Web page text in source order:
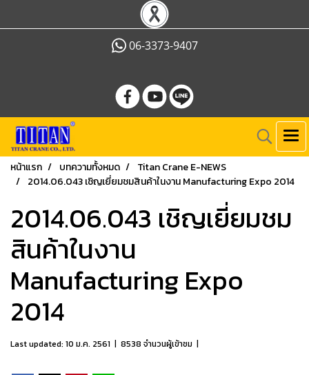
06-3373-9407
หน้าแรก บทความทั้งหมด
Titan Crane E-NEWS
2014.06.043 เชิญเยี่ยมชมสินค้าในงาน Manufacturing Expo 2014
2014.06.043 เชิญเยี่ยมชม
สินค้าในงาน
Manufacturing Expo
2014
Last updated: 10 ม.ค. 2561 | 8538 จำนวนผู้เข้าชม |